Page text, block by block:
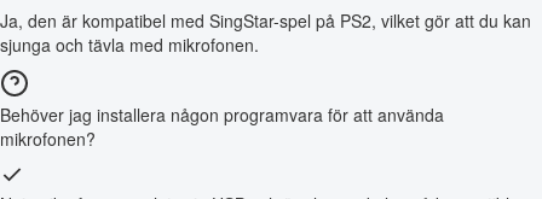
Ja, den är kompatibel med SingStar-spel på PS2, vilket gör att du kan
sjunga och tävla med mikrofonen.
Behöver jag installera någon programvara för att använda
mikrofonen?